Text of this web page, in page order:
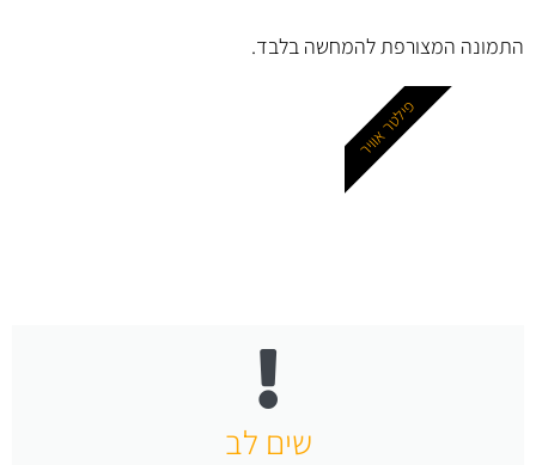
התמונה המצורפת להמחשה בלבד.
שים לב
פילטר אוויר